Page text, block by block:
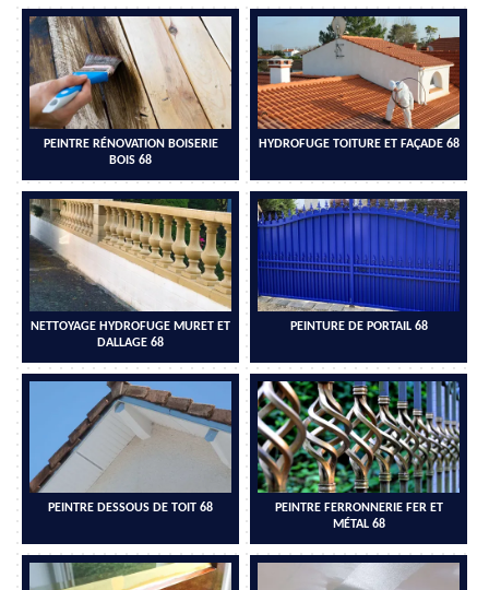
PEINTRE RÉNOVATION BOISERIE
BOIS 68
HYDROFUGE TOITURE ET FAÇADE 68
NETTOYAGE HYDROFUGE MURET ET
DALLAGE 68
PEINTURE DE PORTAIL 68
PEINTRE DESSOUS DE TOIT 68
PEINTRE FERRONNERIE FER ET
MÉTAL 68